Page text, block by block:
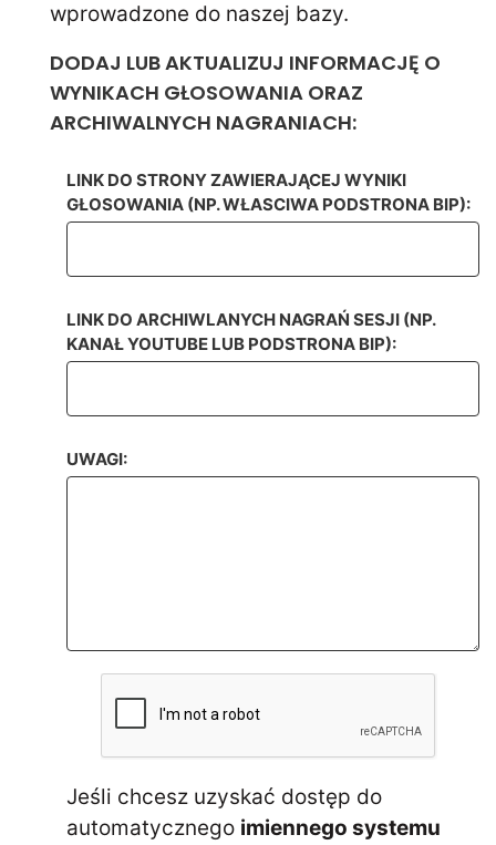
wprowadzone do naszej bazy.
DODAJ LUB AKTUALIZUJ INFORMACJĘ O
WYNIKACH GŁOSOWANIA ORAZ
ARCHIWALNYCH NAGRANIACH:
LINK DO STRONY ZAWIERAJĄCEJ WYNIKI
GŁOSOWANIA (NP. WŁASCIWA PODSTRONA BIP):
LINK DO ARCHIWLANYCH NAGRAŃ SESJI (NP.
KANAŁ YOUTUBE LUB PODSTRONA BIP):
UWAGI:
Jeśli chcesz uzyskać dostęp do
automatycznego imiennego systemu